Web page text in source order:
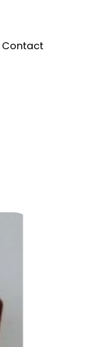
Contact